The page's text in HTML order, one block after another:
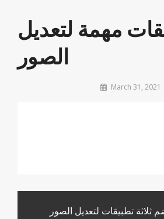
مهمة لتعديل
الصور
By March 31, 2021
ثلاثة تطبيقات لتعديل الصور